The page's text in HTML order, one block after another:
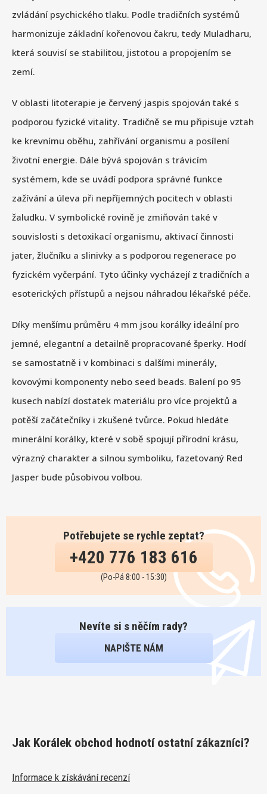
zvládání psychického tlaku. Podle tradičních systémů
harmonizuje základní kořenovou čakru, tedy Muladharu,
která souvisí se stabilitou, jistotou a propojením se
zemí.
V oblasti litoterapie je červený jaspis spojován také s
podporou fyzické vitality. Tradičně se mu připisuje vztah
ke krevnímu oběhu, zahřívání organismu a posílení
životní energie. Dále bývá spojován s trávicím
systémem, kde se uvádí podpora správné funkce
zažívání a úleva při nepříjemných pocitech v oblasti
žaludku. V symbolické rovině je zmiňován také v
souvislosti s detoxikací organismu, aktivací činnosti
jater, žlučníku a slinivky a s podporou regenerace po
fyzickém vyčerpání. Tyto účinky vycházejí z tradičních a
esoterických přístupů a nejsou náhradou lékařské péče.
Díky menšímu průměru 4 mm jsou korálky ideální pro
jemné, elegantní a detailně propracované šperky. Hodí
se samostatně i v kombinaci s dalšími minerály,
kovovými komponenty nebo seed beads. Balení po 95
kusech nabízí dostatek materiálu pro více projektů a
potěší začátečníky i zkušené tvůrce. Pokud hledáte
minerální korálky, které v sobě spojují přírodní krásu,
výrazný charakter a silnou symboliku, fazetovaný Red
Jasper bude působivou volbou.
Potřebujete se rychle zeptat?
+420 776 183 616
(Po-Pá 8:00 - 15:30)
Nevíte si s něčím rady?
NAPIŠTE NÁM
Jak Korálek obchod hodnotí ostatní zákazníci?
Informace k získávání recenzí